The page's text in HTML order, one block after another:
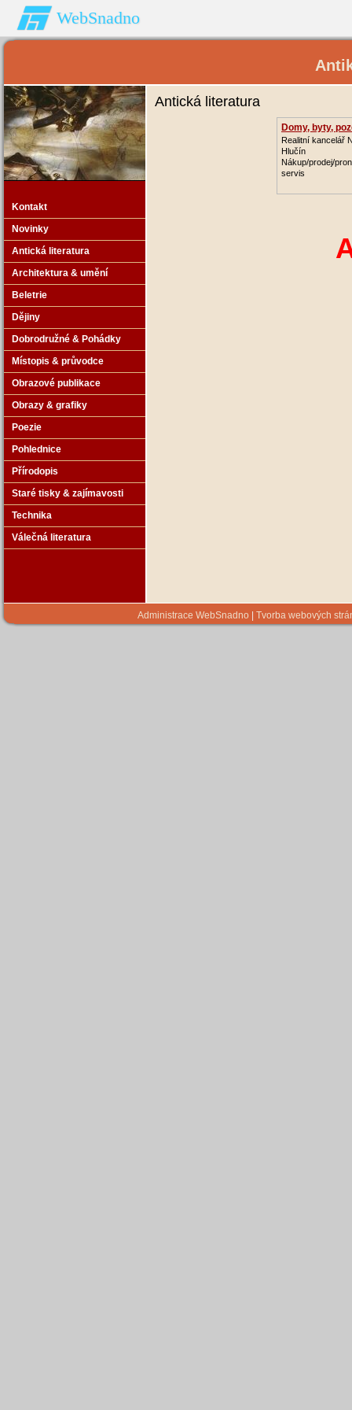
WebSnadno
Kontakt
Novinky
Antická literatura
Architektura & umění
Beletrie
Dějiny
Dobrodružné & Pohádky
Místopis & průvodce
Obrazové publikace
Obrazy & grafiky
Poezie
Pohlednice
Přírodopis
Staré tisky & zajímavosti
Technika
Válečná literatura
Antická literatura
Domy, byty,
Realitní kancelář
Hlučín
Nákup/prodej/
servis
Administrace WebSnadno Tvorba webových